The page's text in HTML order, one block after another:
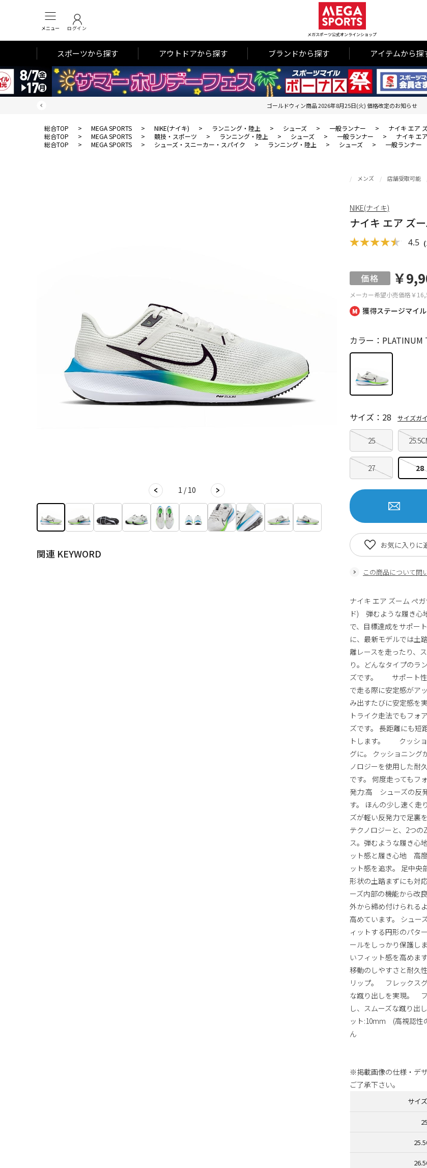
メニュー ログイン
メガスポーツ公式オンラインショップ
スポーツから探す アウトドアから探す ブランドから探す アイテムから探
ゴールドウィン商品 2026年8月25日(火) 価格改定のお知らせ
総合TOP > MEGA SPORTS > NIKE(ナイキ) > ランニング・陸上 > シューズ > 一般ランナー >
ナイキ エア
総合TOP
> MEGA SPORTS > 競技・スポーツ > ランニング・陸上 > シューズ > 一般ランナー >
ナイキ エ
総合TOP
> MEGA SPORTS > シューズ・スニーカー・スパイク > ランニング・陸上 > シューズ > 一般ランナー
1 / 10
関連 KEYWORD
獲得ステージマイ
メンズ 店舗受取可能
ナイキ エア ズ
4.5
メーカー希望小売価格￥
￥
カラー：PLATINUM
25
27 28
サイズ：28 サイズガ
この商品について問
お気に入りに
NIKE(ナイキ)
ナイキ エア ズーム ペ
ド) 弾むような履き心
で、目標達成をサポー
に、最新モデルでは土
離レースを走ったり、
り。どんなタイプのラ
ズです。 サポート性:
で走る際に安定感がア
み出すたびに安定感を
トライク走法でもフォ
ズです。 長距離にも短
トします。 クッショ
グに。 クッショニング
ノロジーを使用した耐
です。 何度走っても
発力:高 シューズの反
す。 ほんの少し速く走
ズが軽い反発力で足裏
テクノロジーと、2つ
ス。弾むような履き
ット感と履き心地 高
ット感を追求。 足中央
形状の土踏まずにも
ーズ内部の機能から改
外から締め付けられる
高めています。 シュー
ィットする円形のパタ
ールをしっかり保護し
いフィット感を高め
移動のしやすさと耐久
リップ。 フレックス
な蹴り出しを実現。
し、スムーズな蹴り
ット:10mm (高視認性
ん
※掲載画像の仕様・デ
ご了承下さい。
サイ
25